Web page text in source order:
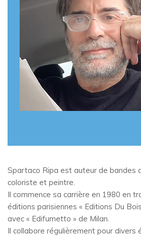
Spartaco Ripa est auteur de bandes
coloriste et peintre.
Il commence sa carrière en 1980 en
éditions parisiennes « Editions Du
avec « Edifumetto » de Milan.
Il collabore régulièrement pour divers